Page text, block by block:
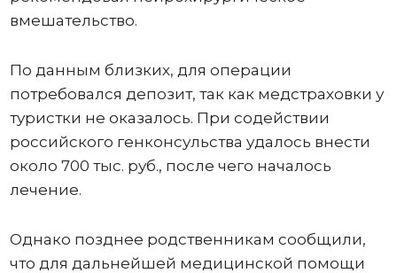
вмешательство.
По данным близких, для операции
потребовался депозит, так как медстраховки у
туристки не оказалось. При содействии
российского генконсульства удалось внести
около 700 тыс. руб., после чего началось
лечение.
Однако позднее родственникам сообщили,
что для дальнейшей медицинской помощи